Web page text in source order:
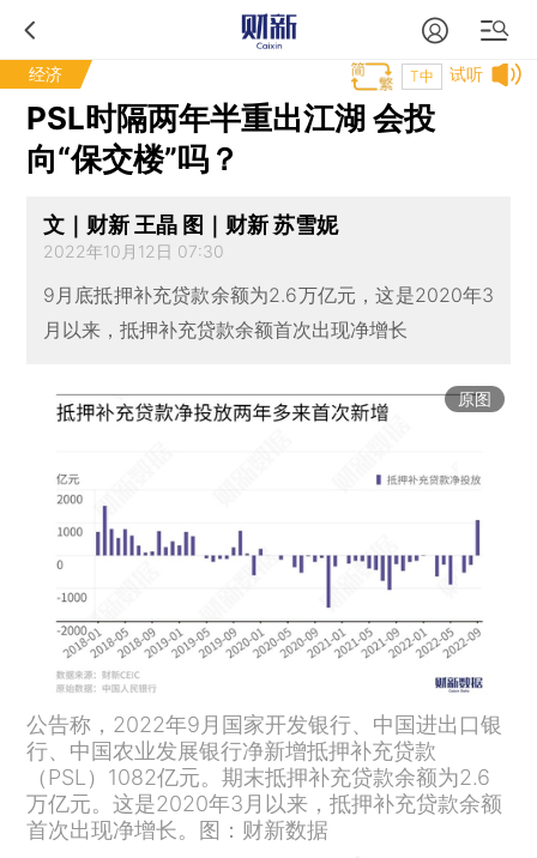
经济 试听
T中
PSL时隔两年半重出江湖 会投
向“保交楼”吗？
文｜财新 王晶 图｜财新 苏雪妮
2022年10月12日 07:30
9月底抵押补充贷款余额为2.6万亿元，这是2020年3
月以来，抵押补充贷款余额首次出现净增长
原图
公告称，2022年9月国家开发银行、中国进出口银
行、中国农业发展银行净新增抵押补充贷款
（PSL）1082亿元。期末抵押补充贷款余额为2.6
万亿元。这是2020年3月以来，抵押补充贷款余额
首次出现净增长。图：财新数据